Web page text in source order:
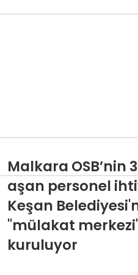
Malkara OSB’nin
aşan personel
Keşan
"mülakat
kuruluyor